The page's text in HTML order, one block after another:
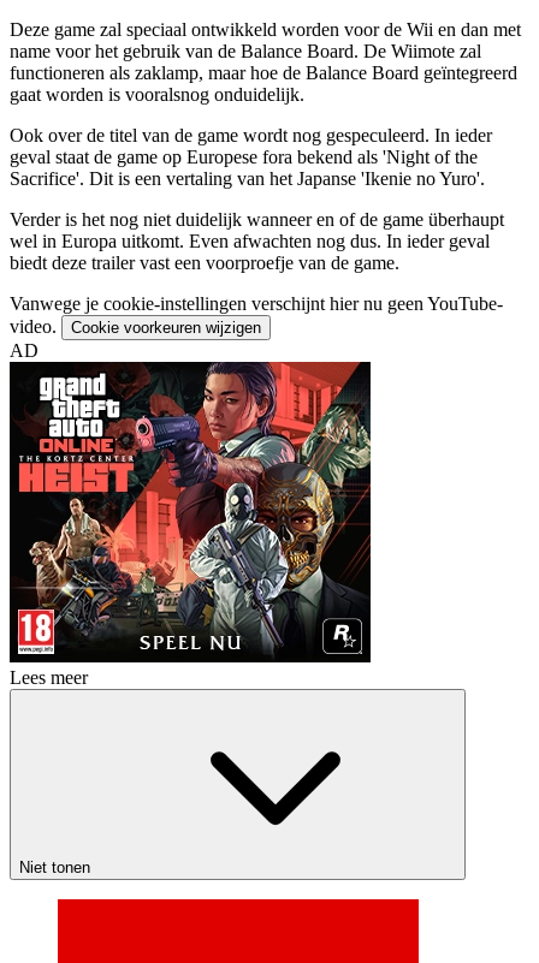
Deze game zal speciaal ontwikkeld worden voor de Wii en dan met
name voor het gebruik van de Balance Board. De Wiimote zal
functioneren als zaklamp, maar hoe de Balance Board geïntegreerd
gaat worden is vooralsnog onduidelijk.
Ook over de titel van de game wordt nog gespeculeerd. In ieder
geval staat de game op Europese fora bekend als 'Night of the
Sacrifice'. Dit is een vertaling van het Japanse 'Ikenie no Yuro'.
Verder is het nog niet duidelijk wanneer en of de game überhaupt
wel in Europa uitkomt. Even afwachten nog dus. In ieder geval
biedt deze trailer vast een voorproefje van de game.
Vanwege je cookie-instellingen verschijnt hier nu geen YouTube-
video.
Cookie voorkeuren wijzigen
AD
Lees meer
Niet tonen